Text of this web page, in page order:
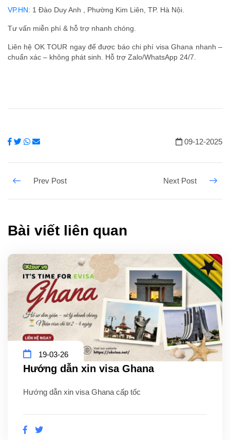
VP.HN: 1 Đào Duy Anh , Phường Kim Liên, TP. Hà Nội.
Tư vấn miễn phí & hỗ trợ nhanh chóng.
Liên hệ OK TOUR ngay để được báo chi phí visa Ghana nhanh –
chuẩn xác – không phát sinh. Hỗ trợ Zalo/WhatsApp 24/7.
09-12-2025
Bài viết liên quan
19-03-26
Hướng dẫn xin visa Ghana
Hướng dẫn xin visa Ghana cấp tốc